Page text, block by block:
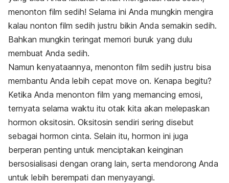
menonton film sedih! Selama ini Anda mungkin mengira
kalau nonton film sedih justru bikin Anda semakin sedih.
Bahkan mungkin teringat memori buruk yang dulu
membuat Anda sedih.
Namun kenyataannya, menonton film sedih justru bisa
membantu Anda lebih cepat move on. Kenapa begitu?
Ketika Anda menonton film yang memancing emosi,
ternyata selama waktu itu otak kita akan melepaskan
hormon oksitosin. Oksitosin sendiri sering disebut
sebagai hormon cinta. Selain itu, hormon ini juga
berperan penting untuk menciptakan keinginan
bersosialisasi dengan orang lain, serta mendorong Anda
untuk lebih berempati dan menyayangi.